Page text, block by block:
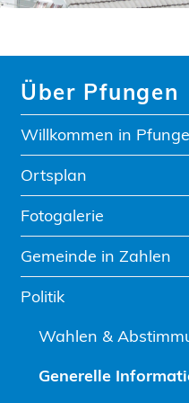
Über Pfungen
Willkommen in
Ortsplan
Fotogalerie
Gemeinde in Zahlen
Politik
Wahlen &
Generelle